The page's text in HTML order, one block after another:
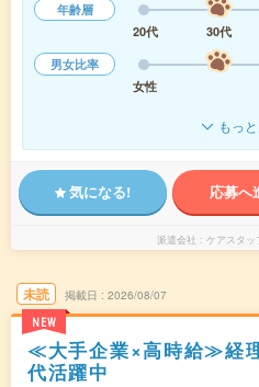
年齢層
20代
30代
男女比率
女性
もっ
気になる! 応募へ
派遣会社 ケアスタッ
未読
NEW
掲載日 2026/08/07
≪大手企業×高時給≫経
代活躍中